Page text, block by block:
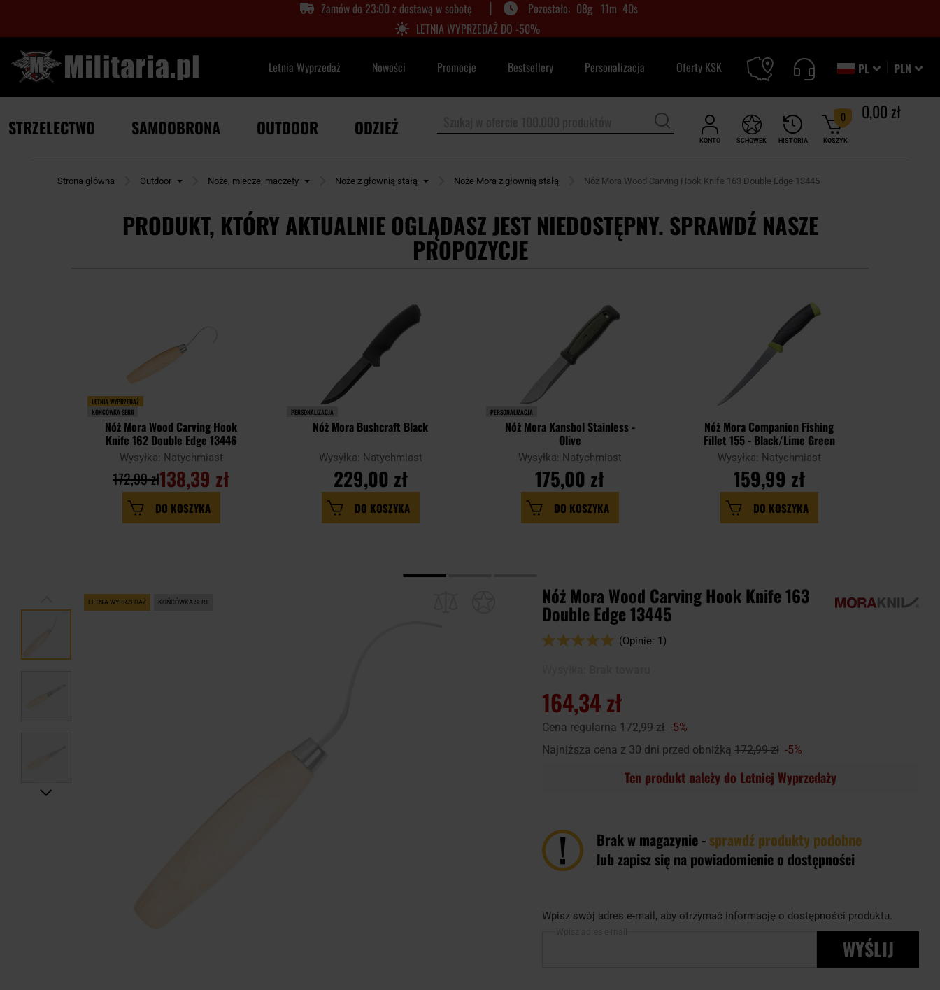
Zamów do 23:00 z dostawą w sobotę | 08g 11m 39s
LETNIA WYPRZEDAŻ DO -50%
PLN
PL
Letnia Wyprzedaż Nowości Promocje Bestsellery Personalizacja Oferty KSK
KONTO HISTORIA
SCHOWEK KOSZYK
0 0,00 zł
STRZELECTWO SAMOOBRONA OUTDOOR ODZIEŻ
Strona główna Outdoor Noże, miecze, maczety Noże z głownią stałą Noże Mora z głownią stałą Nóż Mora Wood Carving Hook Knife 163 Double Edge 13445
PRODUKT, KTÓRY AKTUALNIE OGLĄDASZ JEST NIEDOSTĘPNY. SPRAWDŹ NASZE
PROPOZYCJE
LETNIA WYPRZEDAŻ
KOŃCÓWKA SERII
Nóż Mora Wood Carving Hook
Knife 162 Double Edge 13446
Wysyłka: Natychmiast
138,39 zł
172,99 zł
DO KOSZYKA
PERSONALIZACJA
Nóż Mora Bushcraft Black
Wysyłka: Natychmiast
229,00 zł
DO KOSZYKA
PERSONALIZACJA
Nóż Mora Kansbol Stainless -
Olive
Wysyłka: Natychmiast
175,00 zł
DO KOSZYKA
Nóż Mora Companion Fishing
Fillet 155 - Black/Lime Green
Wysyłka: Natychmiast
159,99 zł
DO KOSZYKA
LETNIA WYPRZEDAŻ KOŃCÓWKA SERII Nóż Mora Wood Carving Hook Knife 163
Double Edge 13445
Ocena:
(Opinie: 1)
164,34 zł
Cena regularna 172,99 zł -5%
Najniższa cena z 30 dni przed obniżką 172,99 zł -5%
Ten produkt należy do Letniej Wyprzedaży
Brak w magazynie - sprawdź produkty podobne
lub zapisz się na powiadomienie o dostępności
Wpisz swój adres e-mail, aby otrzymać informację o dostępności produktu.
WYŚLIJ